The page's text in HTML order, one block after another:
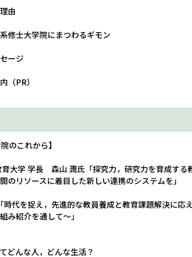
由
士大学院にまつわるギモン
ージ
PR）
のこれから】
大学 学長 森山 潤氏「探究力，研究力を育成する
リソースに着目した新しい連携のシステムを」
代を捉え，先進的な教員養成と教育課題解決に応
み紹介を通して～」
どんな人，どんな生活？